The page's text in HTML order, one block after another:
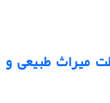
میراث طبیعی و